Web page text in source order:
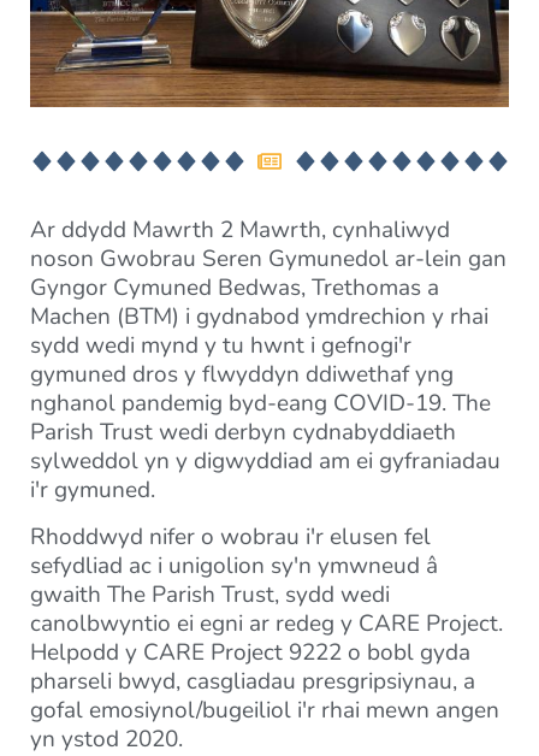
Ar ddydd Mawrth 2 Mawrth, cynhaliwyd
noson Gwobrau Seren Gymunedol ar-lein gan
Gyngor Cymuned Bedwas, Trethomas a
Machen (BTM) i gydnabod ymdrechion y rhai
sydd wedi mynd y tu hwnt i gefnogi'r
gymuned dros y flwyddyn ddiwethaf yng
nghanol pandemig byd-eang COVID-19. The
Parish Trust wedi derbyn cydnabyddiaeth
sylweddol yn y digwyddiad am ei gyfraniadau
i'r gymuned.
Rhoddwyd nifer o wobrau i'r elusen fel
sefydliad ac i unigolion sy'n ymwneud â
gwaith The Parish Trust, sydd wedi
canolbwyntio ei egni ar redeg y CARE Project.
Helpodd y CARE Project 9222 o bobl gyda
pharseli bwyd, casgliadau presgripsiynau, a
gofal emosiynol/bugeiliol i'r rhai mewn angen
yn ystod 2020.